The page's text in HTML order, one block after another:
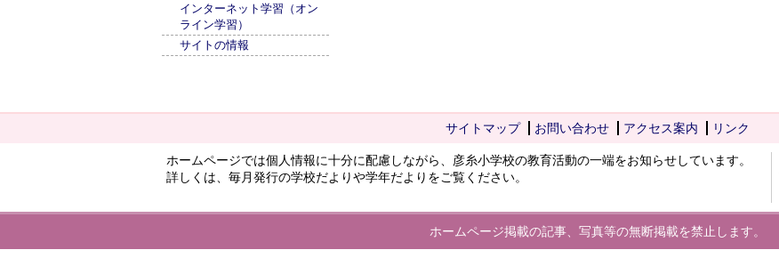
インターネット学習（オン
ライン学習）
サイトの情報
サイトマップ お問い合わせ アクセス案内 リンク
ホームページでは個人情報に十分に配慮しながら、彦糸小学校の教育活動の一端をお知らせしています。
詳しくは、毎月発行の学校だよりや学年だよりをご覧ください。
ホームページ掲載の記事、写真等の無断掲載を禁止します。